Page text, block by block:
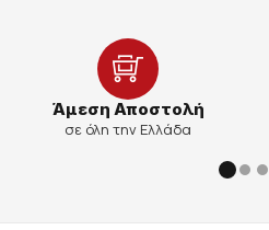
Άμεση Αποστολή
σε όλη την Ελλάδα